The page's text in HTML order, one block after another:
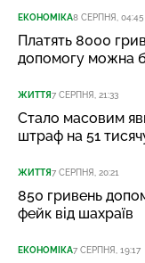
ЕКОНОМІКА8 СЕРПНЯ, 04:45
Платять 8000
допомогу можна
ЖИТТЯ7 СЕРПНЯ, 21:33
Стало масовим
штраф на 51
ЖИТТЯ7 СЕРПНЯ, 20:21
850 гривень
фейк від шахраїв
ЕКОНОМІКА7 СЕРПНЯ, 19:17